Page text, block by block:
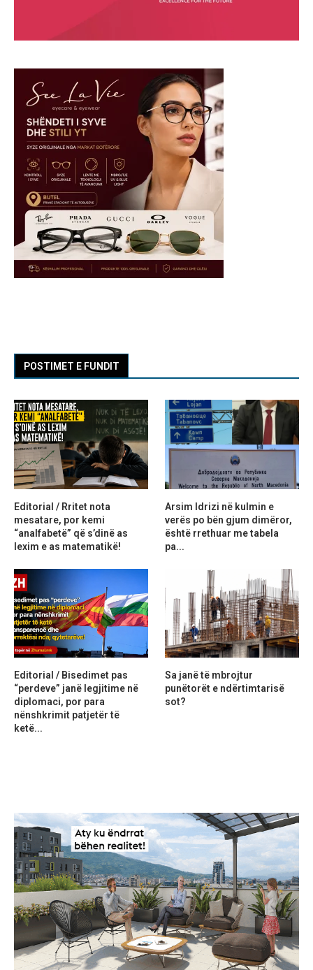
POSTIMET E FUNDIT
Editorial / Rritet nota
mesatare, por kemi
“analfabetë” që s’dinë as
lexim e as matematikë!
Arsim Idrizi në kulmin e
verës po bën gjum dimëror,
është rrethuar me tabela
pa...
Editorial / Bisedimet pas
“perdeve” janë legjitime në
diplomaci, por para
nënshkrimit patjetër të
ketë...
Sa janë të mbrojtur
punëtorët e ndërtimtarisë
sot?